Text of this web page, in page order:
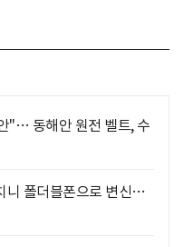
"… 동해안 원전 벨트, 수
니 폴더블폰으로 변신…